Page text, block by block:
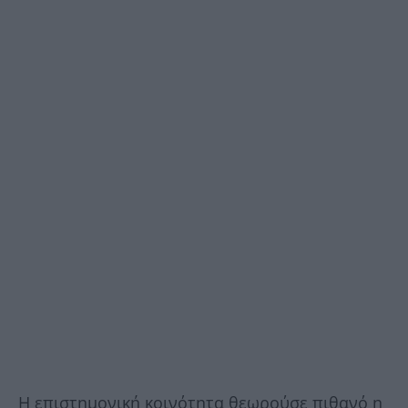
Η επιστημονική κοινότητα θεωρούσε πιθανό η